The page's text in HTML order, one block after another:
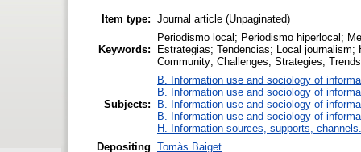
Item type: Journal article (Unpaginated)
Keywords:
Periodismo local; Periodismo hiperlocal;
Estrategias; Tendencias; Local
Community; Challenges; Strategies;
Subjects:
B. Information use and sociology of
B. Information use and sociology of
B. Information use and sociology of
B. Information use and sociology of
H. Information sources, supports, channels.
Depositing Tomàs Baiget